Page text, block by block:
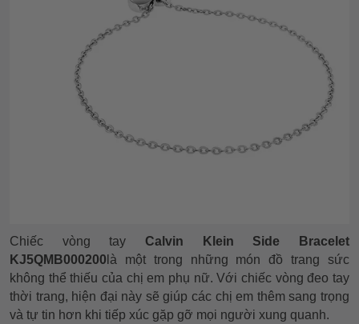
Chiếc vòng tay Calvin Klein Side Bracelet
KJ5QMB000200 là một trong những món đồ trang sức
không thể thiếu của chị em phụ nữ. Với chiếc vòng đeo tay
thời trang, hiện đại này sẽ giúp các chị em thêm sang trọng
và tự tin hơn khi tiếp xúc gặp gỡ mọi người xung quanh.